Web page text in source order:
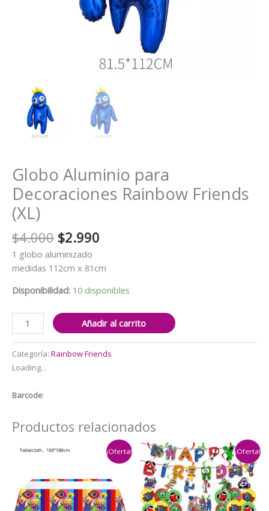
Globo Aluminio para
Decoraciones Rainbow Friends
(XL)
$4.000 El
precio
original
$4.000.
$2.990
actual
$2.990.
1 globo aluminizado
medidas 112cm x 81cm
Disponibilidad: 10 disponibles
Globo
Aluminio
para
Decoraciones
Rainbow
(XL)
Añadir al carrito
Categoría: Rainbow Friends
Loading...
Barcode:
Productos relacionados
¡Oferta! ¡Oferta!